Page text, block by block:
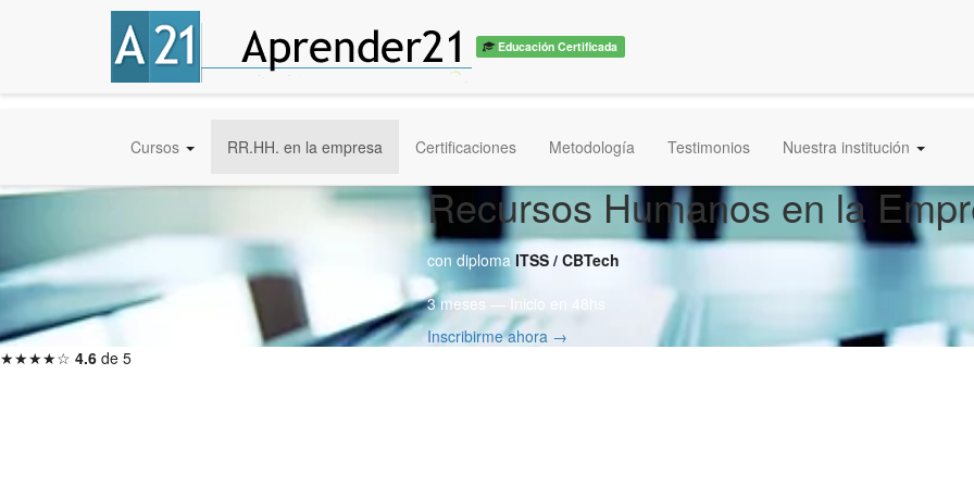
Educación Certificada
Cursos RR.HH. en la empresa Certificaciones Metodología Testimonios Nuestra institución
Recursos Humanos en la
con diploma ITSS / CBTech
3 meses — Inicio en 48hs
Inscribirme ahora →
★★★★☆ 4.6 de 5